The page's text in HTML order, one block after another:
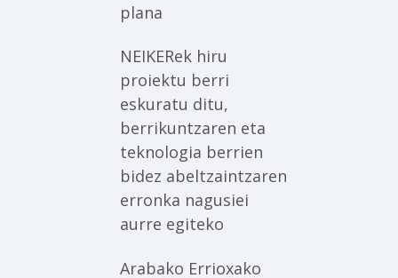
plana
NEIKERek hiru
proiektu berri
eskuratu ditu,
berrikuntzaren eta
teknologia berrien
bidez abeltzaintzaren
erronka nagusiei
aurre egiteko
Arabako Errioxako